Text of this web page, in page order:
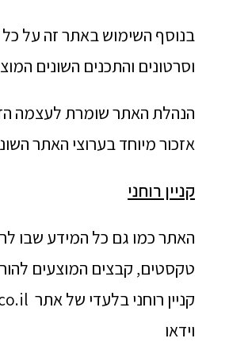
בנוסף השימוש באתר זה על כל
וסרטונים והתכנים השונים
הנהלת האתר שומרת לעצמה
אזכור מיוחד בערוצי האתר
קניין רוחני
האתר כמו גם כל המידע שבו
טקסטים, קבצים המוצעים
וידאו